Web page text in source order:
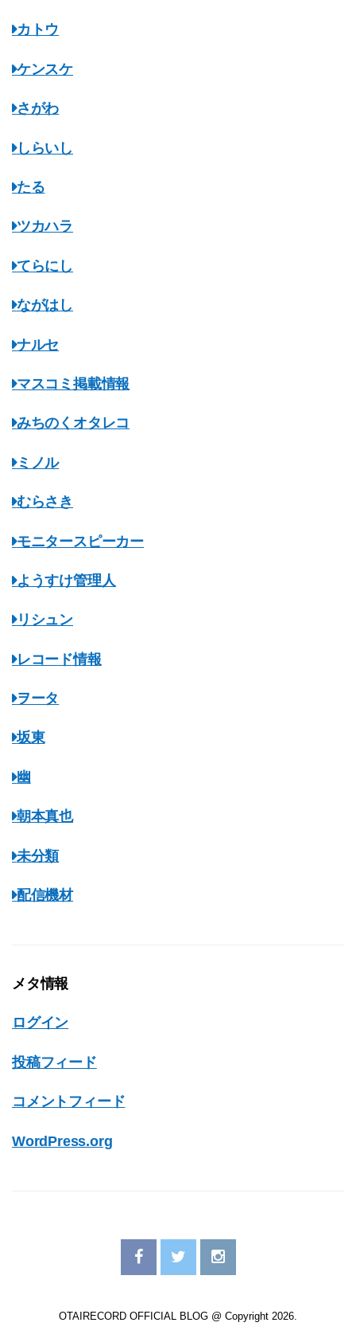
カトウ
ケンスケ
さがわ
しらいし
たる
ツカハラ
てらにし
ながはし
ナルセ
マスコミ掲載情報
みちのくオタレコ
ミノル
むらさき
モニタースピーカー
ようすけ管理人
リシュン
レコード情報
ヲータ
坂東
幽
朝本真也
未分類
配信機材
メタ情報
ログイン
投稿フィード
コメントフィード
WordPress.org
OTAIRECORD OFFICIAL BLOG @ Copyright 2026.